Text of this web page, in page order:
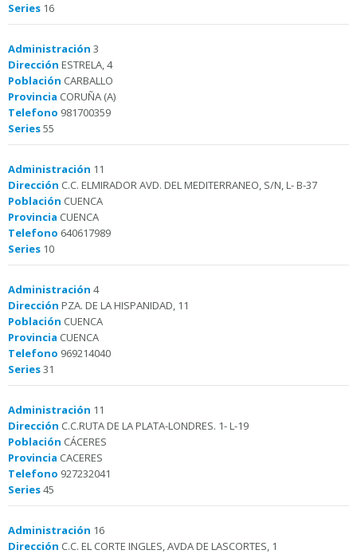
Series 16
Administración 3
Dirección ESTRELA, 4
Población CARBALLO
Provincia CORUÑA (A)
Telefono 981700359
Series55
Administración 11
Dirección C.C. ELMIRADOR AVD. DEL MEDITERRANEO, S/N, L- B-37
Población CUENCA
Provincia CUENCA
Telefono 640617989
Series 10
Administración 4
Dirección PZA. DE LA HISPANIDAD, 11
Población CUENCA
Provincia CUENCA
Telefono 969214040
Series31
Administración 11
Dirección C.C.RUTA DE LA PLATA-LONDRES. 1- L-19
Población CÁCERES
Provincia CACERES
Telefono 927232041
Series45
Administración 16
Dirección C.C. EL CORTE INGLES, AVDA DE LASCORTES, 1